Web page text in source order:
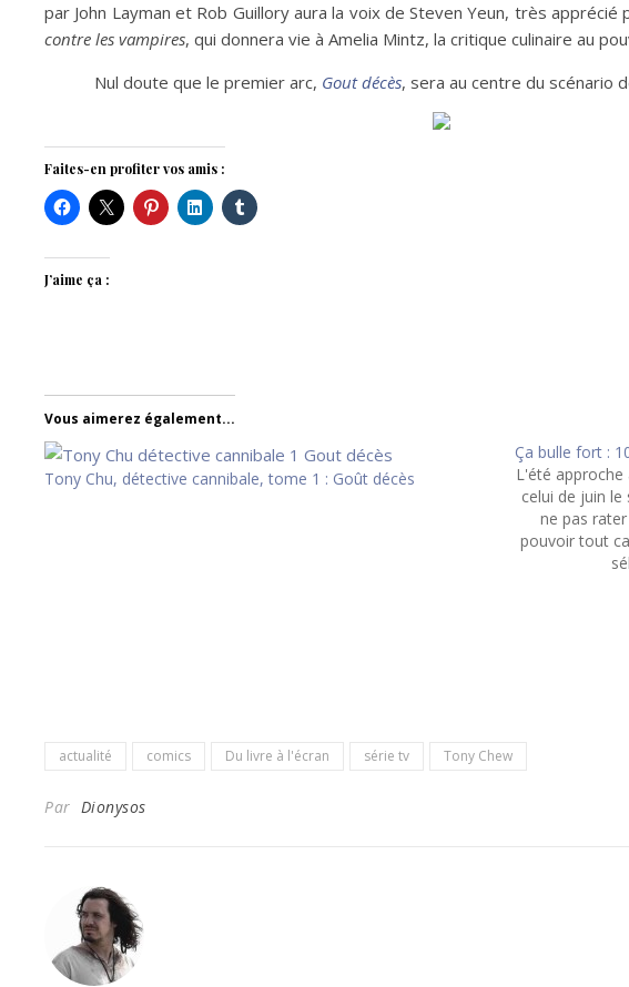
par John Layman et Rob Guillory aura la voix de Steven Yeun, très
contre les vampires, qui donnera vie à Amelia Mintz, la critique culinaire au
Nul doute que le premier arc, Gout décès, sera au centre du scénario
Faites-en profiter vos amis :
J’aime ça :
Vous aimerez également...
Tony Chu, détective cannibale, tome 1 : Goût décès
Ça bulle fort :
L'été approche
celui de juin
ne pas
pouvoir tout
actualité comics Du livre à l'écran série tv Tony Chew
Par Dionysos